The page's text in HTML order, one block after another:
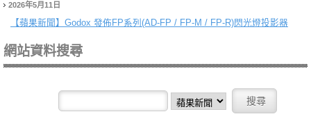
2026年5月11日
【蘋果新聞】 Godox 發佈FP系列(AD-FP / FP-M / FP-R)閃光燈投影器
網站資料搜尋